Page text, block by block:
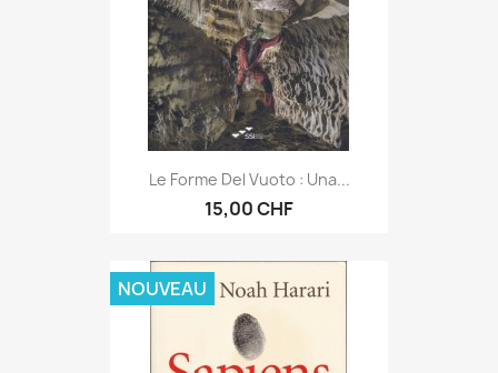
Le Forme Del Vuoto : Una...
15,00 CHF
NOUVEAU